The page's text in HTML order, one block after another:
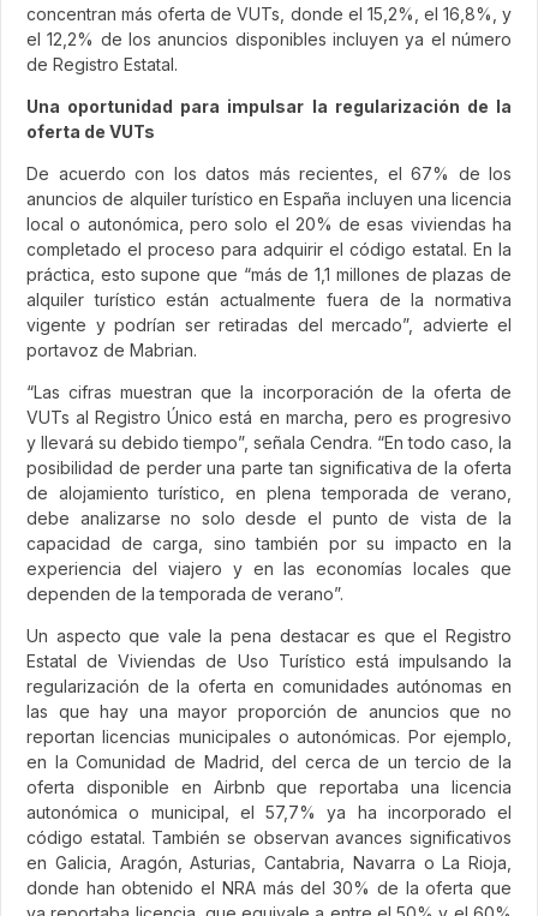
concentran más oferta de VUTs, donde el 15,2%, el 16,8%, y
el 12,2% de los anuncios disponibles incluyen ya el número
de Registro Estatal.
Una oportunidad para impulsar la regularización de la
oferta de VUTs
De acuerdo con los datos más recientes, el 67% de los
anuncios de alquiler turístico en España incluyen una licencia
local o autonómica, pero solo el 20% de esas viviendas ha
completado el proceso para adquirir el código estatal. En la
práctica, esto supone que “más de 1,1 millones de plazas de
alquiler turístico están actualmente fuera de la normativa
vigente y podrían ser retiradas del mercado”, advierte el
portavoz de Mabrian.
“Las cifras muestran que la incorporación de la oferta de
VUTs al Registro Único está en marcha, pero es progresivo
y llevará su debido tiempo”, señala Cendra. “En todo caso, la
posibilidad de perder una parte tan significativa de la oferta
de alojamiento turístico, en plena temporada de verano,
debe analizarse no solo desde el punto de vista de la
capacidad de carga, sino también por su impacto en la
experiencia del viajero y en las economías locales que
dependen de la temporada de verano”.
Un aspecto que vale la pena destacar es que el Registro
Estatal de Viviendas de Uso Turístico está impulsando la
regularización de la oferta en comunidades autónomas en
las que hay una mayor proporción de anuncios que no
reportan licencias municipales o autonómicas. Por ejemplo,
en la Comunidad de Madrid, del cerca de un tercio de la
oferta disponible en Airbnb que reportaba una licencia
autonómica o municipal, el 57,7% ya ha incorporado el
código estatal. También se observan avances significativos
en Galicia, Aragón, Asturias, Cantabria, Navarra o La Rioja,
donde han obtenido el NRA más del 30% de la oferta que